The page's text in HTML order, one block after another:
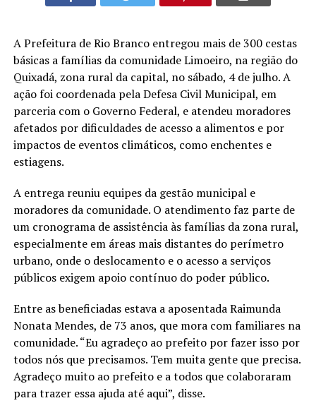
A Prefeitura de Rio Branco entregou mais de 300 cestas
básicas a famílias da comunidade Limoeiro, na região do
Quixadá, zona rural da capital, no sábado, 4 de julho. A
ação foi coordenada pela Defesa Civil Municipal, em
parceria com o Governo Federal, e atendeu moradores
afetados por dificuldades de acesso a alimentos e por
impactos de eventos climáticos, como enchentes e
estiagens.
A entrega reuniu equipes da gestão municipal e
moradores da comunidade. O atendimento faz parte de
um cronograma de assistência às famílias da zona rural,
especialmente em áreas mais distantes do perímetro
urbano, onde o deslocamento e o acesso a serviços
públicos exigem apoio contínuo do poder público.
Entre as beneficiadas estava a aposentada Raimunda
Nonata Mendes, de 73 anos, que mora com familiares na
comunidade. “Eu agradeço ao prefeito por fazer isso por
todos nós que precisamos. Tem muita gente que precisa.
Agradeço muito ao prefeito e a todos que colaboraram
para trazer essa ajuda até aqui”, disse.